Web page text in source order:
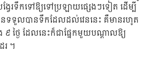
ង្វែរទឹកទៅឱ្យទៅប្រឡាយផ្សេងៗទៀត ដើម្បី
ទទួលបានទឹកដែលដល់វេននេះ គឺមានរហូត
ថ្ងៃ ដែលនេះក៏ជាផ្នែកមួយបណ្តាលឱ្យ
។